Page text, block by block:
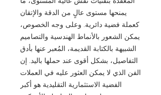
يمنحها مستوى عالٍ من الدقة والإتقان
كعملة فضية دائرية. وعلى وجه الخصوص،
يمكن الشعور بالأنماط الهندسية والتصاميم
الشبيهة بالكتابة القديمة، المُعبر عنها بأدق
التفاصيل، بشكل أقوى عند حملها باليد. إن
الفن الذي لا يمكن العثور عليه في العملات
الفضية الاستثمارية التقليدية هو أكبر